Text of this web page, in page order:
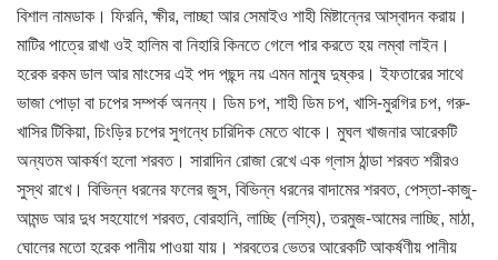
বিশাল নামডাক। ফিরনি, ক্ষীর, লাচ্ছা আর সেমাইও শাহী মিষ্টান্নের আস্বাদন করায়।
মাটির পাত্রে রাখা ওই হালিম বা নিহারি কিনতে গেলে পার করতে হয় লম্বা লাইন।
হরেক রকম ডাল আর মাংসের এই পদ পছন্দ নয় এমন মানুষ দুষ্কর। ইফতারের সাথে
ভাজা পোড়া বা চপের সম্পর্ক অনন্য। ডিম চপ, শাহী ডিম চপ, খাসি-মুরগির চপ, গরু-
খাসির টিকিয়া, চিংড়ির চপের সুগন্ধে চারিদিক মেতে থাকে। মুঘল খাজনার আরেকটি
অন্যতম আকর্ষণ হলো শরবত। সারাদিন রোজা রেখে এক গ্লাস ঠান্ডা শরবত শরীরও
সুস্থ রাখে। বিভিন্ন ধরনের ফলের জুস, বিভিন্ন ধরনের বাদামের শরবত, পেস্তা-কাজু-
আমন্ড আর দুধ সহযোগে শরবত, বোরহানি, লাচ্ছি (লস্যি), তরমুজ-আমের লাচ্ছি, মাঠা,
ঘোলের মতো হরেক পানীয় পাওয়া যায়। শরবতের ভেতর আরেকটি আকর্ষণীয় পানীয়